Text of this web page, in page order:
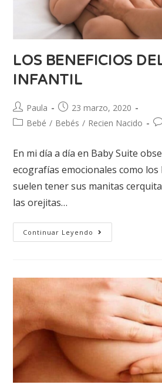
LOS BENEFICIOS
INFANTIL
Paula
23 marzo, 2020
Bebé / Bebés / Recien Nacido
En mi día a día en Baby Suite
ecografías emocionales como los
suelen tener sus manitas
las orejitas…
Continuar Leyendo